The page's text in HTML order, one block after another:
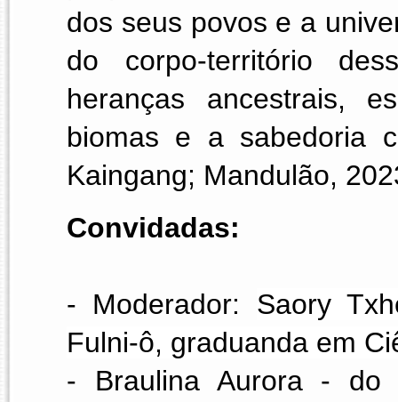
dos seus povos e a
do corpo-território
heranças ancestrais,
biomas e a sabedoria
Kaingang; Mandulão,
Convidadas:
- Moderador: Saory
Fulni-ô, graduanda em